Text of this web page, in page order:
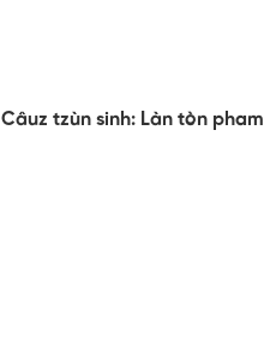
Câuz tzùn sinh: Làn tòn pham